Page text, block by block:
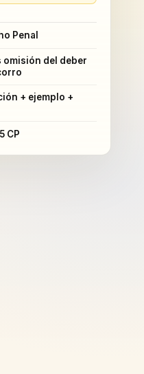
Penal
omisión del deber
+ ejemplo +
CP